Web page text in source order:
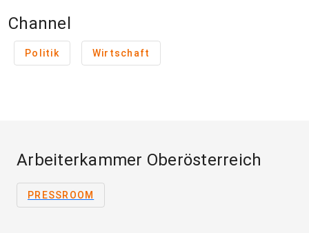
Channel
Politik Wirtschaft
Arbeiterkammer Oberösterreich
PRESSROOM